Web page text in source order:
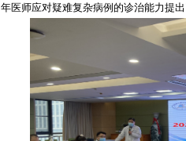
年医师应对疑难复杂病例的诊治能力提出